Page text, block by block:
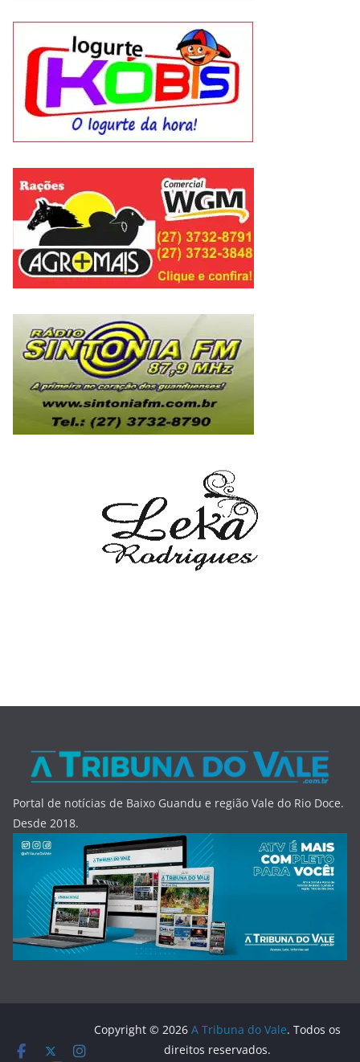
Portal de notícias de Baixo Guandu e região Vale do Rio Doce.
Desde 2018.
Copyright © 2026A Tribuna do Vale. Todos os
direitos reservados.